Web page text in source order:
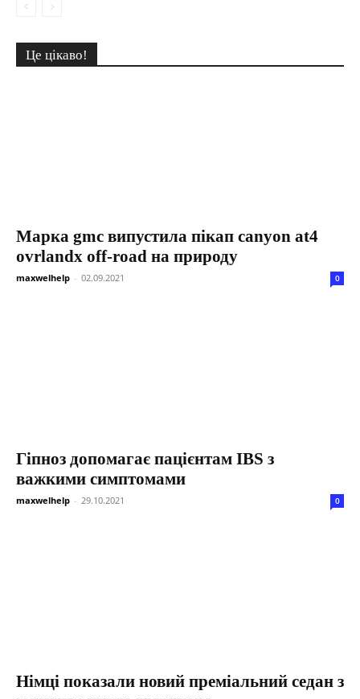
Це цікаво!
Марка gmc випустила пікап canyon at4
ovrlandx off-road на природу
maxwelhelp - 02.09.2021 0
Гіпноз допомагає пацієнтам IBS з
важкими симптомами
maxwelhelp - 29.10.2021 0
Німці показали новий преміальний седан з